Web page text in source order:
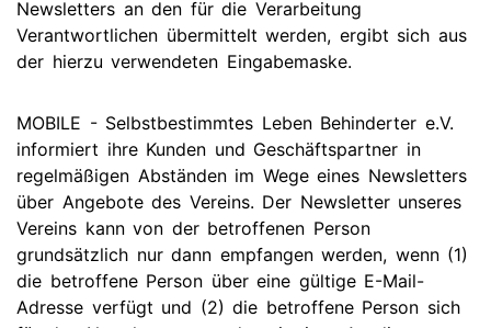
Newsletters an den für die Verarbeitung
Verantwortlichen übermittelt werden, ergibt sich aus
der hierzu verwendeten Eingabemaske.
MOBILE - Selbstbestimmtes Leben Behinderter e.V.
informiert ihre Kunden und Geschäftspartner in
regelmäßigen Abständen im Wege eines Newsletters
über Angebote des Vereins. Der Newsletter unseres
Vereins kann von der betroffenen Person
grundsätzlich nur dann empfangen werden, wenn (1)
die betroffene Person über eine gültige E-Mail-
Adresse verfügt und (2) die betroffene Person sich